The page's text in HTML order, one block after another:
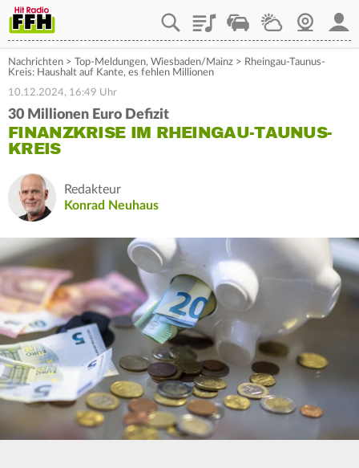
PlaylistStaupilotWetterWebcam
Nachrichten > Top-Meldungen, Wiesbaden/Mainz > Rheingau-Taunus-
Kreis: Haushalt auf Kante, es fehlen Millionen
10.12.2024, 16:49 Uhr
30 Millionen Euro Defizit
FINANZKRISE IM RHEINGAU-TAUNUS-
KREIS
Redakteur
Konrad Neuhaus